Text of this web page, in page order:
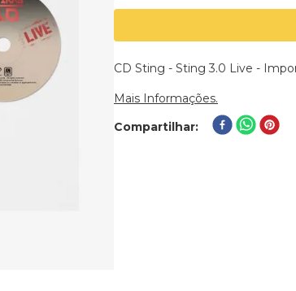
CD Sting - Sting 3.0 Live -
Mais Informações.
Compartilhar